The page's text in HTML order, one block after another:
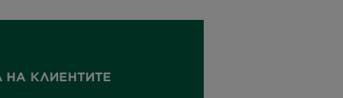
КЛИЕНТИТЕ